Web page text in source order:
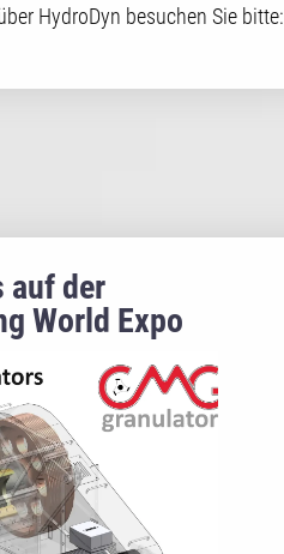
HydroDyn besuchen Sie bitte:
auf der
World Expo